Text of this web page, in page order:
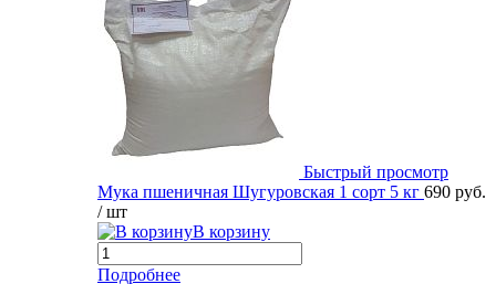
Быстрый просмотр
Мука пшеничная Шугуровская 1 сорт 5 кг 690 руб.
/ шт
В корзину
Подробнее